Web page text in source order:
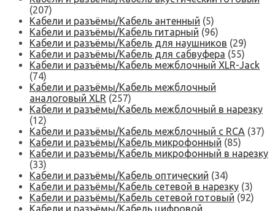
(207)
Кабели и разъёмы/Кабель антенный (5)
Кабели и разъёмы/Кабель гитарный (96)
Кабели и разъёмы/Кабель для наушников (29)
Кабели и разъёмы/Кабель для сабвуфера (55)
Кабели и разъёмы/Кабель межблочный XLR-Jack
(74)
Кабели и разъёмы/Кабель межблочный
аналоговый XLR (257)
Кабели и разъёмы/Кабель межблочный в нарезку
(12)
Кабели и разъёмы/Кабель межблочный с RCA (37)
Кабели и разъёмы/Кабель микрофонный (85)
Кабели и разъёмы/Кабель микрофонный в нарезку
(33)
Кабели и разъёмы/Кабель оптический (34)
Кабели и разъёмы/Кабель сетевой в нарезку (3)
Кабели и разъёмы/Кабель сетевой готовый (92)
Кабели и разъёмы/Кабель цифровой